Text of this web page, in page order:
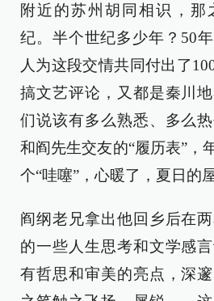
附近的苏州胡同相识，那
纪。半个世纪多少年？50
人为这段交情共同付出了
搞文艺评论，又都是秦川
们说该有多么熟悉、多么
和阎先生交友的“履历表”，
个“哇噻”，心暖了，夏日的
阎纲老兄拿出他回乡后在
的一些人生思考和文学感
有哲思和审美的亮点，深